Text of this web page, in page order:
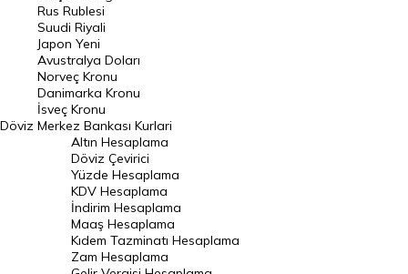
Riyal Kuru
Avustralya Doları
Danimarka Kronu Kuru
Kanada Doları Kuru
Norveç Kronu Kuru
İsveç Kronu Kuru
Japon Yeni Kuru
Serbest Piyasa Döviz Kurları
Merkez Bankası Döviz Kurları
Döviz
Rus Rublesi
Suudi Riyali
Japon Yeni
Avustralya Doları
Norveç Kronu
Danimarka Kronu
İsveç Kronu
Merkez Bankası Kurlari
Altın Hesaplama
Döviz Çevirici
Yüzde Hesaplama
KDV Hesaplama
İndirim Hesaplama
Maaş Hesaplama
Kıdem Tazminatı Hesaplama
Zam Hesaplama